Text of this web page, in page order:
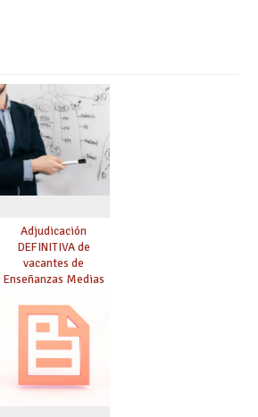
Adjudicación
DEFINITIVA de
vacantes de
Enseñanzas Medias